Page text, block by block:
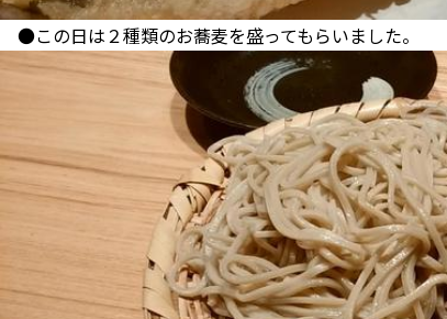
●この日は２種類のお蕎麦を盛ってもらいました。